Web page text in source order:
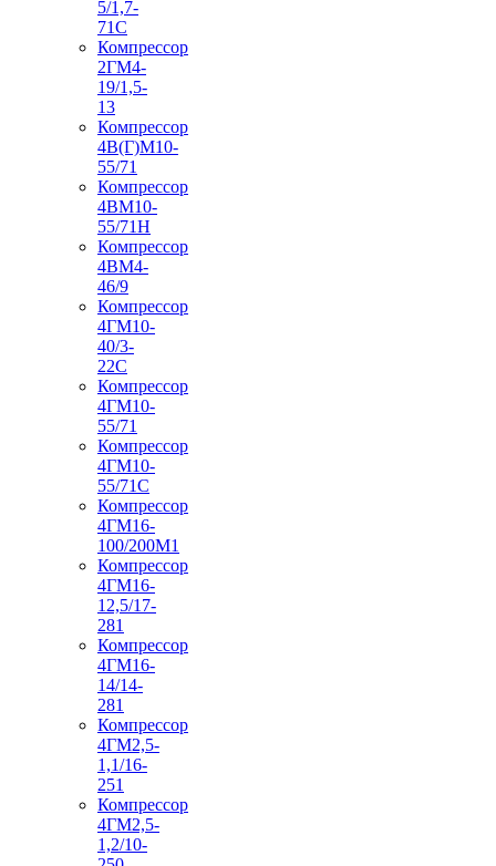
5/1,7-
71С
Компрессор
2ГМ4-
19/1,5-
13
Компрессор
4В(Г)М10-
55/71
Компрессор
4ВМ10-
55/71Н
Компрессор
4ВМ4-
46/9
Компрессор
4ГМ10-
40/3-
22С
Компрессор
4ГМ10-
55/71
Компрессор
4ГМ10-
55/71С
Компрессор
4ГМ16-
100/200М1
Компрессор
4ГМ16-
12,5/17-
281
Компрессор
4ГМ16-
14/14-
281
Компрессор
4ГМ2,5-
1,1/16-
251
Компрессор
4ГМ2,5-
1,2/10-